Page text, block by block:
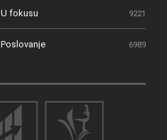
U fokusu 9221
Poslovanje 6989